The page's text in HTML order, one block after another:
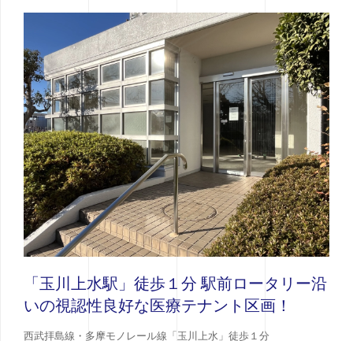
「玉川上水駅」徒歩１分 駅前ロータリー沿
いの視認性良好な医療テナント区画！
西武拝島線・多摩モノレール線「玉川上水」徒歩１分